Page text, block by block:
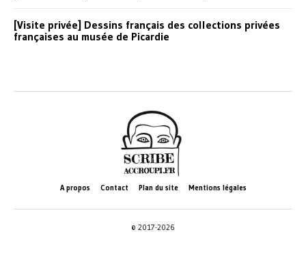
[Visite privée] Dessins français des collections privées
françaises au musée de Picardie
A propos Contact Plan du site Mentions légales
© 2017-2026